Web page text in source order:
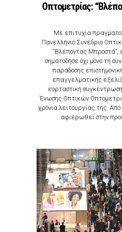
Οπτομετρίας:
Με επιτυχία
Πανελλήνιο Συνέδριο
“Βλέποντας Μπροστά”,
σηματοδήσε όχι μόνο τη
παράδοσης
επαγγελματικής
εορταστική
Ένωσης Οπτικών
χρόνια λειτουργίας της.
αφιερωθεί στην